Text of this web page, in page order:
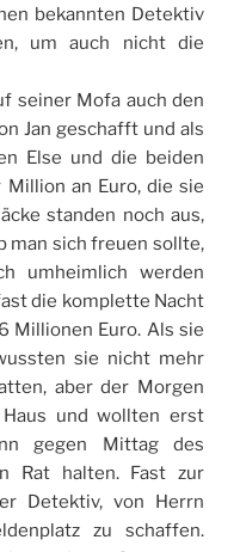
bekannten Detektiv
um auch nicht die
seiner Mofa auch den
Jan geschafft und als
Else und die beiden
an Euro, die sie
standen noch aus,
man sich freuen sollte,
umheimlich werden
die komplette Nacht
Millionen Euro. Als sie
sie nicht mehr
aber der Morgen
und wollten erst
gegen Mittag des
Rat halten. Fast zur
Detektiv, von Herrn
zu schaffen.